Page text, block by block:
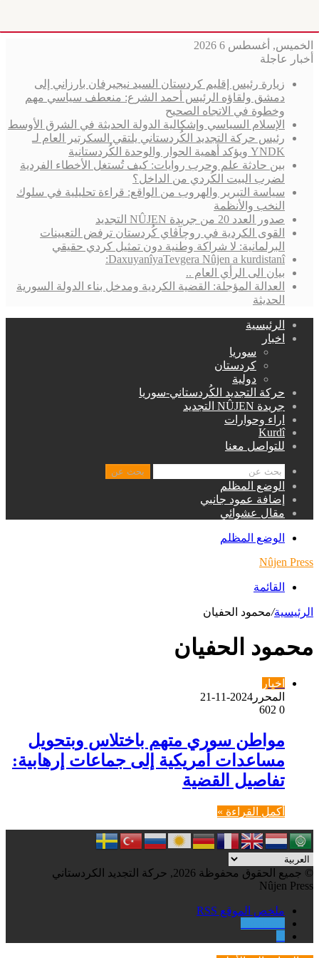
الخميس, أغسطس 6 2026
أخبار عاجلة
زيارة رئيس إقليم كردستان السيد نيجيرفان بارزاني إلى
دمشق ولقاؤه الرئيس أحمد الشرع: منعطف سياسي مهم
وخطوة في الاتجاه الصحيح
الإسلام السياسي وإشكالية الدولة الحديثة في الشرق الأوسط
رئيس حركة التجديد الكُردستاني يلتقي السكرتير العام لـ
YNDK ويؤكد أهمية الحوار والوحدة الكُردستانية
بين حادثة علم وحرب روايات: كيف تُستغل الأخطاء الفردية
لضرب البيت الكُردي من الداخل؟
سياسة التبرير والهروب من الواقع: قراءة تحليلية في سلوك
النخب والأنظمة
صدور العدد 20 من جريدة NÛJEN التجديد
القوى الكردية في روچآڤاي كُردستان ترفض التعيينات
البرلمانية: لا شراكة وطنية دون تمثيل كردي حقيقي
DaxuyanîyaTevgera Nûjen a kurdistanî:
بيان الى الرأي العام ..
العدالة المؤجلة: القضية الكردية ومدخل بناء الدولة السورية
الحديثة
الرئيسية
اخبار
سوريا
كردستان
دولية
حركة التجديد الكُردستاني-سوريا
جريدة NÛJEN التجديد
اراء وحوارات
Kurdî
للتواصل معنا
بحث عن
الوضع المظلم
إضافة عمود جانبي
مقال عشوائي
الوضع المظلم
Nûjen Press
القائمة
الرئيسية/محمود الحفيان
محمود الحفيان
اخبار
المحرر 2024-11-21
0
مواطن سوري متهم باختلاس وبتحويل
مساعدات أمريكية إلى جماعات إرهابية:
تفاصيل القضية
أكمل القراءة »
© جميع الحقوق محفوظة 2026, حركة التجديد الكردستاني
Nûjen Press
ملخص الموقع RSS